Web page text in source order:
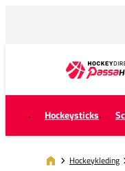
Hockeysticks
Hockeykleding